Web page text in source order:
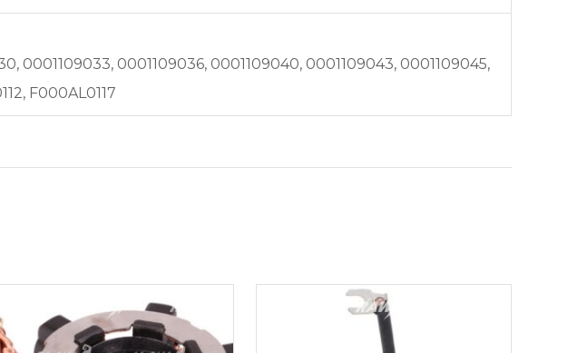
0001109033, 0001109036, 0001109040, 0001109043, 0001109045,
F000AL0117